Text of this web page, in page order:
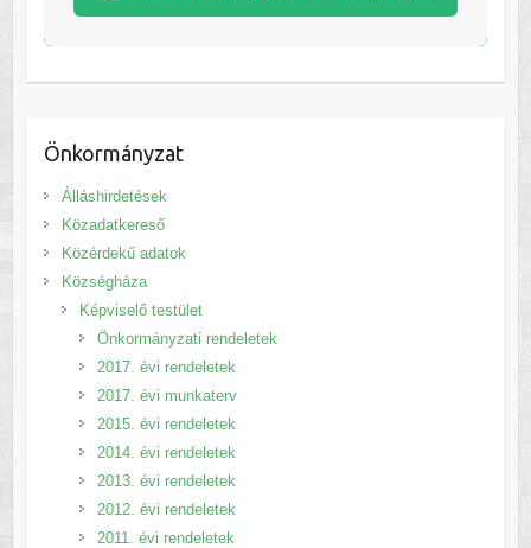
Önkormányzat
Álláshirdetések
Közadatkereső
Közérdekű adatok
Községháza
Képviselő testület
Önkormányzati rendeletek
2017. évi rendeletek
2017. évi munkaterv
2015. évi rendeletek
2014. évi rendeletek
2013. évi rendeletek
2012. évi rendeletek
2011. évi rendeletek